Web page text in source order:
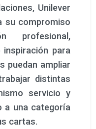
Unilever
su compromiso
profesional,
para
puedan ampliar
distintas
servicio y
a una categoría
cartas.